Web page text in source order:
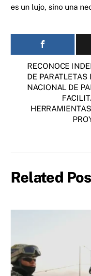
es un lujo, sino una
RECONOCE
DE
NACIONAL DE
Related